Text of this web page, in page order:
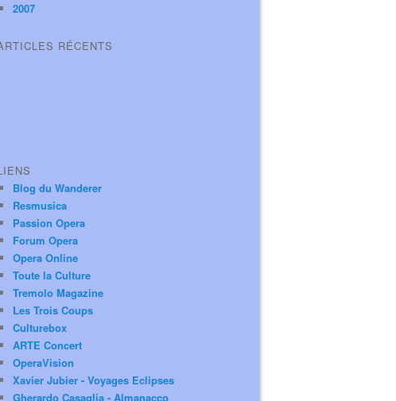
2007
RÉCENTS
Blog du Wanderer
Resmusica
Passion Opera
Forum Opera
Opera Online
Toute la Culture
Tremolo Magazine
Les Trois Coups
Culturebox
ARTE Concert
OperaVision
Xavier Jubier - Voyages Eclipses
Gherardo Casaglia - Almanacco